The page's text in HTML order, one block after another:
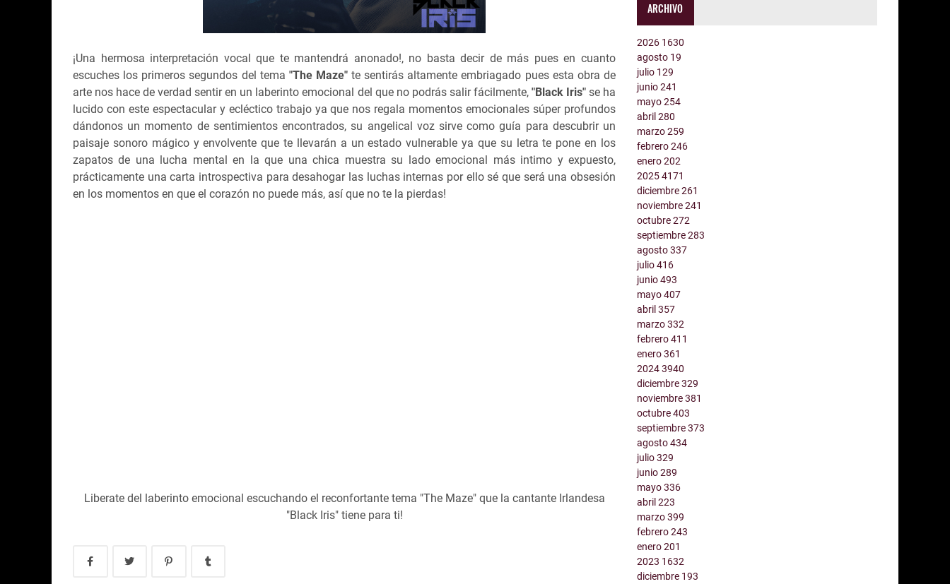
¡Una hermosa interpretación vocal que te mantendrá anonado!, no basta decir de más pues en cuanto
escuches los primeros segundos del tema "The Maze"te sentirás altamente embriagado pues esta obra de
arte nos hace de verdad sentir en un laberinto emocional del que no podrás salir fácilmente, "Black Iris" se ha
lucido con este espectacular y ecléctico trabajo ya que nos regala momentos emocionales súper profundos
dándonos un momento de sentimientos encontrados, su angelical voz sirve como guía para descubrir un
paisaje sonoro mágico y envolvente que te llevarán a un estado vulnerable ya que su letra te pone en los
zapatos de una lucha mental en la que una chica muestra su lado emocional más intimo y expuesto,
prácticamente una carta introspectiva para desahogar las luchas internas por ello sé que será una obsesión
en los momentos en que el corazón no puede más, así que no te la pierdas!
Liberate del laberinto emocional escuchando el reconfortante tema "The Maze" que la cantante Irlandesa
"Black Iris" tiene para ti!
ARCHIVO
2026 1630
agosto 19
julio 129
junio241
mayo254
abril280
marzo259
febrero246
enero202
20254171
diciembre261
noviembre241
octubre272
septiembre283
agosto337
julio416
junio493
mayo407
abril357
marzo332
febrero411
enero361
20243940
diciembre329
noviembre381
octubre403
septiembre373
agosto434
julio329
junio289
mayo336
abril223
marzo399
febrero243
enero201
2023 1632
diciembre 193